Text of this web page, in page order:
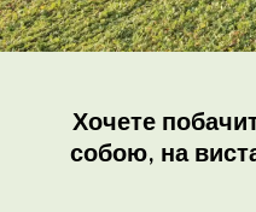
Хочете
собою, на